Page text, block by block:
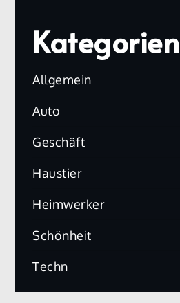
Kategorien
Allgemein
Auto
Geschäft
Haustier
Heimwerker
Schönheit
Techn